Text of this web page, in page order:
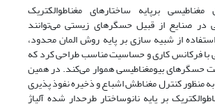
برپایه ساختارهای مغناطوالکتریک
در صنایع از قبیل حسگرهای زیستی می‌توانند
از شبیه سازی بر پایه روش المان محدود،
با فرکانس کاری و حساسیت مناسب طراحی کرد که
حسگرهای بیومغناطیسی هموار می‌کند. در همین
به منظور کنترل مغناطش اشباع و ذخیره نفوذ پذیری
بر پایه نانوساختار طرحدار شده آلیاژ